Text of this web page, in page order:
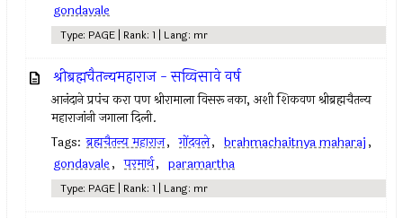
gondavale
Type: PAGE | Rank: 1 | Lang: mr
श्रीब्रह्मचैतन्यमहाराज - सव्विसावे वर्ष
आनंदाने प्रपंच करा पण श्रीरामाला विसरू नका, अशी शिकवण श्रीब्रह्मचैतन्य
महाराजांनी जगाला दिली.
Tags: ब्रह्मचैतन्य महाराज, गोंदवले, brahmachaitnya maharaj,
gondavale, परमार्थ, paramartha
Type: PAGE | Rank: 1 | Lang: mr